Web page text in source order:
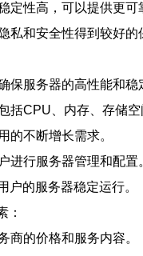
定性高，可以提供更可
私和安全性得到较好的
保服务器的高性能和稳
括CPU、内存、存储空
的不断增长需求。
进行服务器管理和配置
户的服务器稳定运行。
：
商的价格和服务内容。